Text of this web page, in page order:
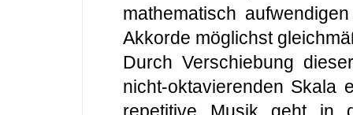
mathematisch
Akkorde möglichst
Durch Verschiebung
nicht-oktavierenden Skala